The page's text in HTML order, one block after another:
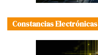
Constancias Electrónicas